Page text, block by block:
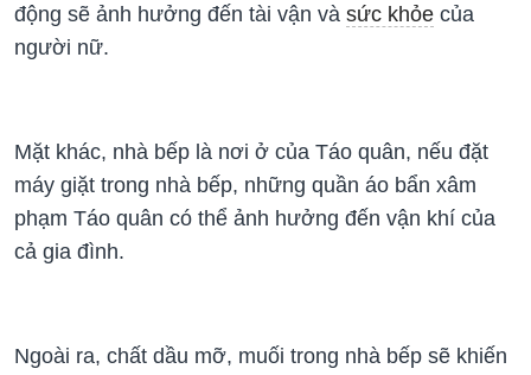
động sẽ ảnh hưởng đến tài vận và sức khỏe của
người nữ.
Mặt khác, nhà bếp là nơi ở của Táo quân, nếu đặt
máy giặt trong nhà bếp, những quần áo bẩn xâm
phạm Táo quân có thể ảnh hưởng đến vận khí của
cả gia đình.
Ngoài ra, chất dầu mỡ, muối trong nhà bếp sẽ khiến